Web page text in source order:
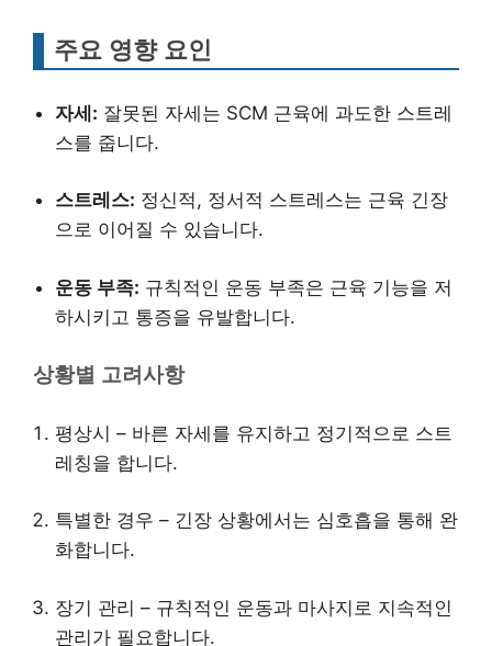
주요 영향 요인
자세: 잘못된 자세는 SCM 근육에 과도한 스트레
스를 줍니다.
스트레스: 정신적, 정서적 스트레스는 근육 긴장
으로 이어질 수 있습니다.
운동 부족: 규칙적인 운동 부족은 근육 기능을 저
하시키고 통증을 유발합니다.
상황별 고려사항
평상시 – 바른 자세를 유지하고 정기적으로 스트
레칭을 합니다.
특별한 경우 – 긴장 상황에서는 심호흡을 통해 완
화합니다.
장기 관리 – 규칙적인 운동과 마사지로 지속적인
관리가 필요합니다.